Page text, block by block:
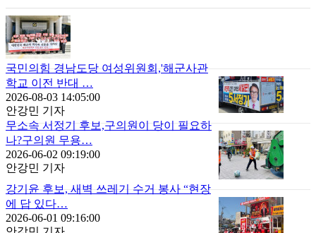
국민의힘 경남도당 여성위원회,'해군사관
학교 이전 반대 …
2026-08-03 14:05:00
안강민 기자
무소속 서정기 후보,구의원이 당이 필요하
나?구의원 무용…
2026-06-02 09:19:00
안강민 기자
강기윤 후보, 새벽 쓰레기 수거 봉사 “현장
에 답 있다…
2026-06-01 09:16:00